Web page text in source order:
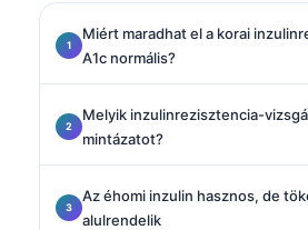
Miért maradhat el a korai
A1c normális?
Melyik inzulinrezisztencia-
mintázatot?
Az éhomi inzulin hasznos, de
alulrendelik